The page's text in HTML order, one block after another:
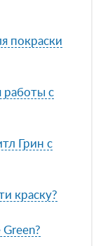
покраски
работы с
Грин с
краску?